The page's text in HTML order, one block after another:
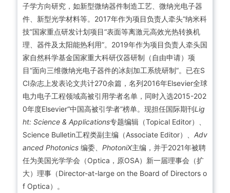
子学方向研究，如新型微纳器件制造工艺、微纳光电子器
件、新型光学材料等。2017年作为项目负责人牵头“纳米科
技”国家重点研发计划项目“表面等离激元高效光热转换机
理、器件及太阳能热利用”。2019年作为项目负责人牵头国
家自然科学基金国家重大科研仪器研制（自由申请）项
目“面向三维微纳光电子器件的冰刻加工系统研制”。已在S
CI杂志上发表论文共计270余篇，名列2016年Elsevier全球
电力电子工程领域高被引用学者名单，同时入选2015-202
0年度Elsevier“中国高被引学者”榜单。现担任国际期刊Lig
ht: Science & Applications专题编辑（Topical Editor）、
Science Bulletin工程类副主编（Associate Editor）、 Adv
anced Photonics 编委、 PhotoniX主编，并于2021年被聘
任为美国光学学会（Optica，原OSA）新一届理事会（扩
大）理事（Director-at-large on the Board of Directors o
f Optica）。